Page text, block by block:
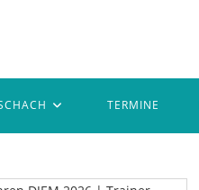
TERMINE